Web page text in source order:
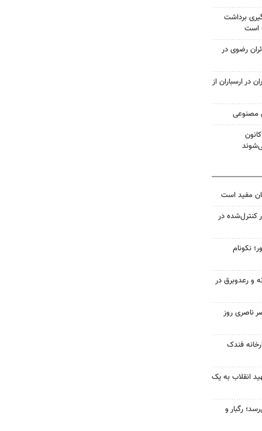
برداشت
است
رضوی در
ارسباران از
مصنوعی
مفید است
کنترل‌شده در
نکونام
و رعدوبرق در
ناصری روز
فندک
انقلاب به یک
رگبار و